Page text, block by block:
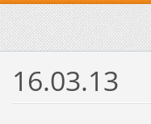
16.03.13